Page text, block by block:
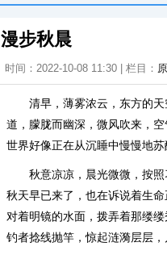
漫步秋晨
时间：2022-10-08 11:30 | 栏目：
清早，薄雾浓云，东方的
道，朦胧而幽深，微风吹来，
世界好像正在从沉睡中慢慢地
秋意凉凉，晨光微微，按
秋天早已来了，也在诉说着生
对着明镜的水面，拨弄着那缕
钓者捻线抛竿，惊起涟漪层层